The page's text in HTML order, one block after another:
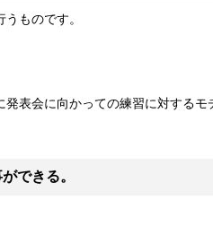
ものです。
表会に向かっての練習に対するモ
できる。